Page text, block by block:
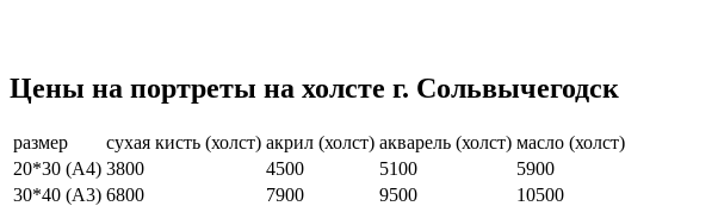
Цены на портреты на холсте г. Сольвычегодск
размер сухая кисть (холст) акрил (холст) акварель (холст) масло (холст)
20*30 (А4) 3800 4500 5100
5900
30*40 (А3) 6800 7900 9500
10500